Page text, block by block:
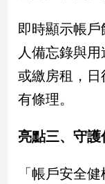
座/
命
理
消
健
親
感
即時顯示帳
人備忘錄與
或繳房租，
有條理。
亮點三、守護
「帳戶安全